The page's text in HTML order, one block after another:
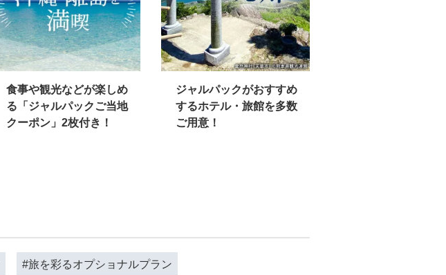
食事や観光などが楽しめ
る「ジャルパックご当地
クーポン」2枚付き！
ジャルパックがおすすめ
するホテル・旅館を多数
ご用意！
#旅を彩るオプショナルプラン